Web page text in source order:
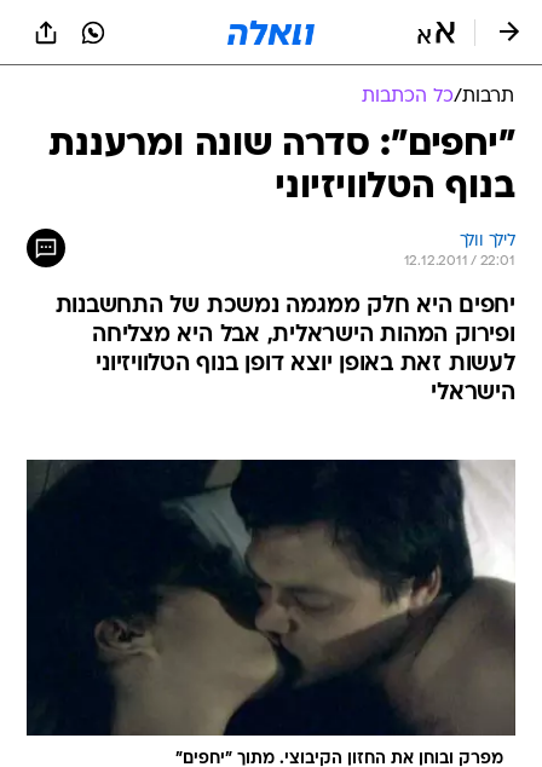
תרבות/כל הכתבות
"יחפים": סדרה שונה ומרעננת
בנוף הטלוויזיוני
לילך וולך
12.12.2011 / 22:01
יחפים היא חלק ממגמה נמשכת של התחשבנות
ופירוק המהות הישראלית, אבל היא מצליחה
לעשות זאת באופן יוצא דופן בנוף הטלוויזיוני
הישראלי
מפרק ובוחן את החזון הקיבוצי. מתוך "יחפים"